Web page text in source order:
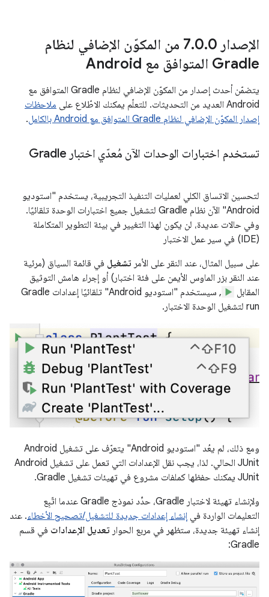
الإصدار 7 .0.
0 من المكوّن الإضافي لنظام
Gradle المتوافق مع Android
يتضمّن أحدث إصدار من المكوّن الإضافي لنظام Gradle المتوافق مع
Android العديد من التحديثات. للتعلّم يمكنك الاطّلاع على
ملاحظات
إصدار المكوّن الإضافي لنظام Gradle المتوافق مع Android بالكامل
.
تستخدم اختبارات الوحدات الآن مُعدّي اختبار Gradle
لتحسين الاتساق الكلي لعمليات التنفيذ التجريبية، يستخدم "استوديو
Android" الآن نظام Gradle لتشغيل جميع اختبارات الوحدة تلقائيًا.
وفي حالات عديدة، لن يكون لهذا التغيير في بيئة التطوير المتكاملة
(IDE) في سير عمل الاختبار
على سبيل المثال، عند النقر على الأمر تشغيل في قائمة السياق (مرئية
عند النقر بزر الماوس الأيمن على فئة اختبار) أو إجراء هامش التوثيق
المقابل
, سيستخدم "استوديو Android" تلقائيًا إعدادات Gradle
run لتشغيل الوحدة الاختبار.
ومع ذلك، لم يعُد "استوديو Android" يتعرّف على تشغيل Android
JUnit الحالي. لذا، يجب نقل الإعدادات التي تعمل على تشغيل Android
JUnit يمكنك حفظها كملفات مشروع في تهيئات تشغيل Gradle.
ولإنشاء تهيئة لاختبار Gradle، حدِّد نموذج Gradle عندما اتّبِع
التعليمات الواردة في إنشاء إعدادات جديدة للتشغيل/تصحيح الأخطاء. عند
إنشاء تهيئة جديدة، ستظهر في مربع الحوار تعديل الإعدادات في قسم
Gradle: